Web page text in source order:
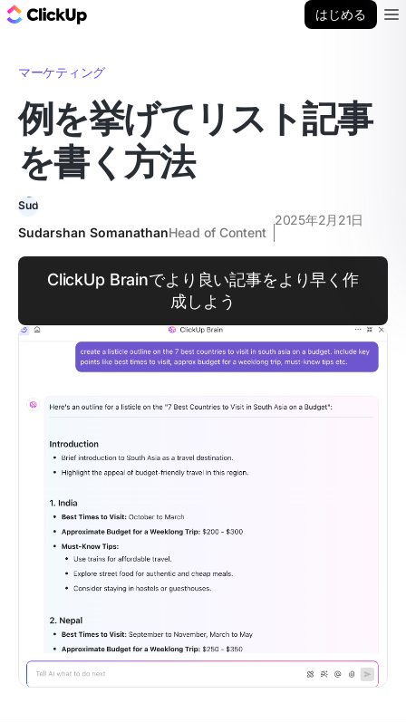
はじめる
マーケティング
例を挙げてリスト記事
を書く方法
Sudarshan SomanathanHead of Content
2025年2月21日
ClickUp Brainでより良い記事をより早く作
成しよう